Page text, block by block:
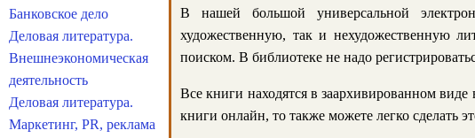
В нашей большой универсальной
художественную, так и нехудожественную
поиском. В библиотеке не надо
Все книги находятся в заархивированном
книги онлайн, то также можете легко сделать
Банковское дело
Деловая литература.
Внешнеэкономическая
деятельность
Деловая литература.
Маркетинг, PR, реклама